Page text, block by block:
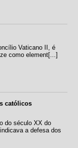
Vaticano II, é
como element[...]
católicos
do século XX do
a defesa dos